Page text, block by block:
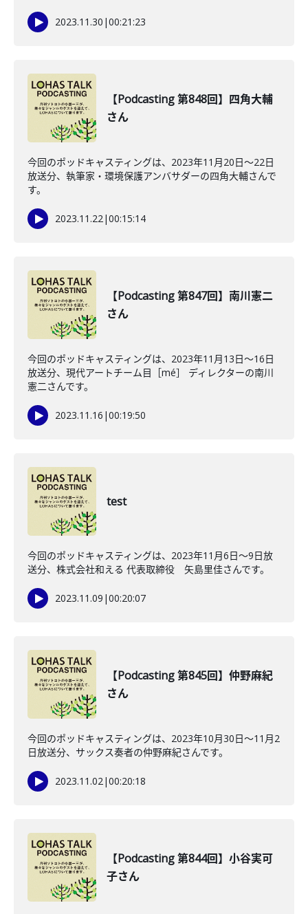
2023.11.30 |00:21:23
【Podcasting 第848回】四角大輔
さん
今回のポッドキャスティングは、2023年11月20日〜22日
放送分、執筆家・環境保護アンバサダーの四角大輔さんで
す。
2023.11.22|00:15:14
【Podcasting 第847回】南川憲二
さん
今回のポッドキャスティングは、2023年11月13日〜16日
放送分、現代アートチーム目［mé］ ディレクターの南川
憲二さんです。
2023.11.16 |00:19:50
test
今回のポッドキャスティングは、2023年11月6日〜9日放
送分、株式会社和える 代表取締役 矢島里佳さんです。
2023.11.09 |00:20:07
【Podcasting 第845回】仲野麻紀
さん
今回のポッドキャスティングは、2023年10月30日〜11月2
日放送分、サックス奏者の仲野麻紀さんです。
2023.11.02|00:20:18
【Podcasting 第844回】小谷実可
子さん